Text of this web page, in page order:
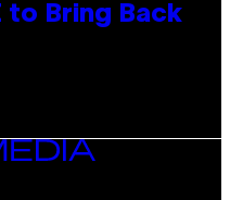
to Bring Back